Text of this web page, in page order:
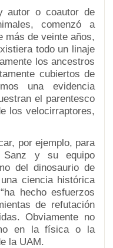
autor o coautor de
comenzó a
más de veinte años,
todo un linaje
los ancestros
cubiertos de
una evidencia
el parentesco
los velocirraptores,
por ejemplo, para
y su equipo
del dinosaurio de
ciencia histórica
hecho esfuerzos
de refutación
Obviamente no
en la física o la
la UAM.